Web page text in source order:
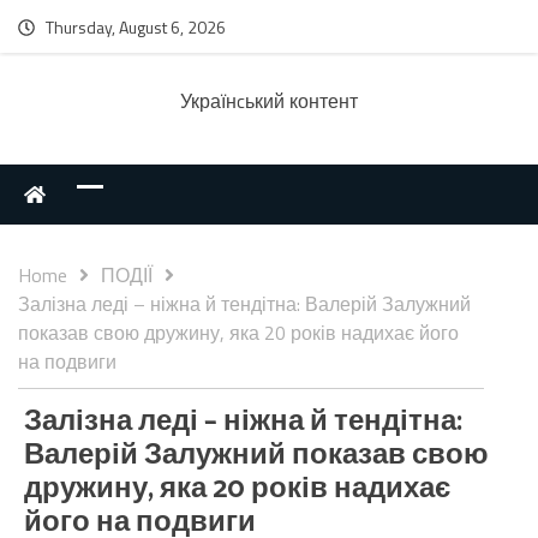
Thursday, August 6, 2026
Українcький контент
Home
ПОДІЇ
Залізна леді – ніжна й тендітна: Валерій Залужний
показав свою дружину, яка 20 років надихає його
на подвиги
Залізна леді – ніжна й тендітна:
Валерій Залужний показав свою
дружину, яка 20 років надихає
його на подвиги